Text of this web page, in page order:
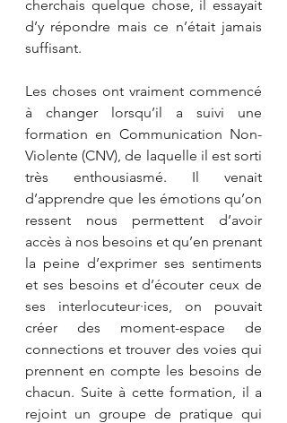
cherchais quelque chose, il essayait
d’y répondre mais ce n’était jamais
suffisant.
Les choses ont vraiment commencé
à changer lorsqu’il a suivi une
formation en Communication Non-
Violente (CNV), de laquelle il est sorti
très enthousiasmé. Il venait
d’apprendre que les émotions qu’on
ressent nous permettent d’avoir
accès à nos besoins et qu’en prenant
la peine d’exprimer ses sentiments
et ses besoins et d’écouter ceux de
ses interlocuteur·ices, on pouvait
créer des moment-espace de
connections et trouver des voies qui
prennent en compte les besoins de
chacun. Suite à cette formation, il a
rejoint un groupe de pratique qui